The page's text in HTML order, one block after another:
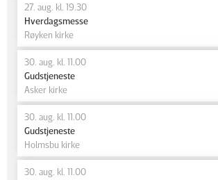
27. aug. kl. 19.30
Hverdagsmesse
Røyken kirke
30. aug. kl. 11.00
Gudstjeneste
Asker kirke
30. aug. kl. 11.00
Gudstjeneste
Holmsbu kirke
30. aug. kl. 11.00